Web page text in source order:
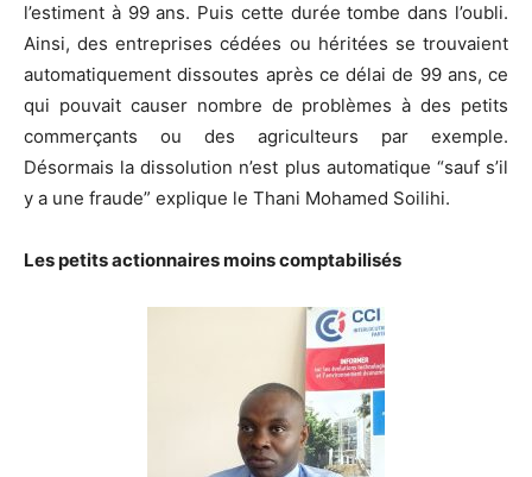
l’estiment à 99 ans. Puis cette durée tombe dans l’oubli.
Ainsi, des entreprises cédées ou héritées se trouvaient
automatiquement dissoutes après ce délai de 99 ans, ce
qui pouvait causer nombre de problèmes à des petits
commerçants ou des agriculteurs par exemple.
Désormais la dissolution n’est plus automatique “sauf s’il
y a une fraude” explique le Thani Mohamed Soilihi.
Les petits actionnaires moins comptabilisés